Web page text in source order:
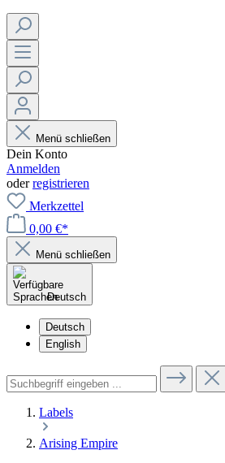
Menü schließen
Dein Konto
Anmelden
oderregistrieren
Merkzettel
0,00 €*
Menü schließen
Deutsch
Deutsch
English
Labels
Arising Empire